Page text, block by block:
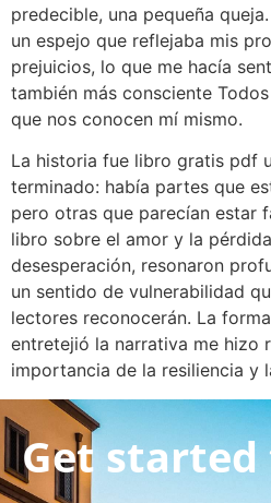
predecible, una pequeña
un espejo que reflejaba mis
prejuicios, lo que me hacía
también más consciente
que nos conocen mí mismo.
La historia fue libro gratis pdf
terminado: había partes que
pero otras que parecían estar
libro sobre el amor y la
desesperación, resonaron
un sentido de vulnerabilidad
lectores reconocerán. La
entretejió la narrativa me hizo
importancia de la resiliencia y
Get